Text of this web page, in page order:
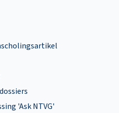
'Ask NTVG'